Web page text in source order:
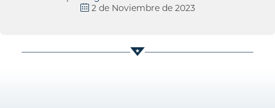
2 de Noviembre de 2023